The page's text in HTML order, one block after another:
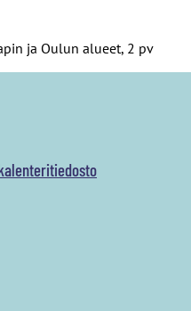
ja Oulun alueet, 2 pv